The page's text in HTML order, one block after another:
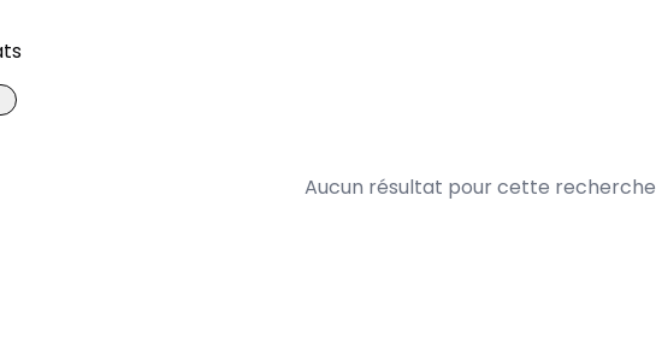
Aucun résultat pour cette recherche